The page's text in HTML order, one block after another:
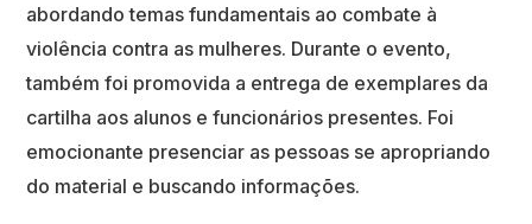
abordando temas fundamentais ao combate à
violência contra as mulheres. Durante o evento,
também foi promovida a entrega de exemplares da
cartilha aos alunos e funcionários presentes. Foi
emocionante presenciar as pessoas se apropriando
do material e buscando informações.